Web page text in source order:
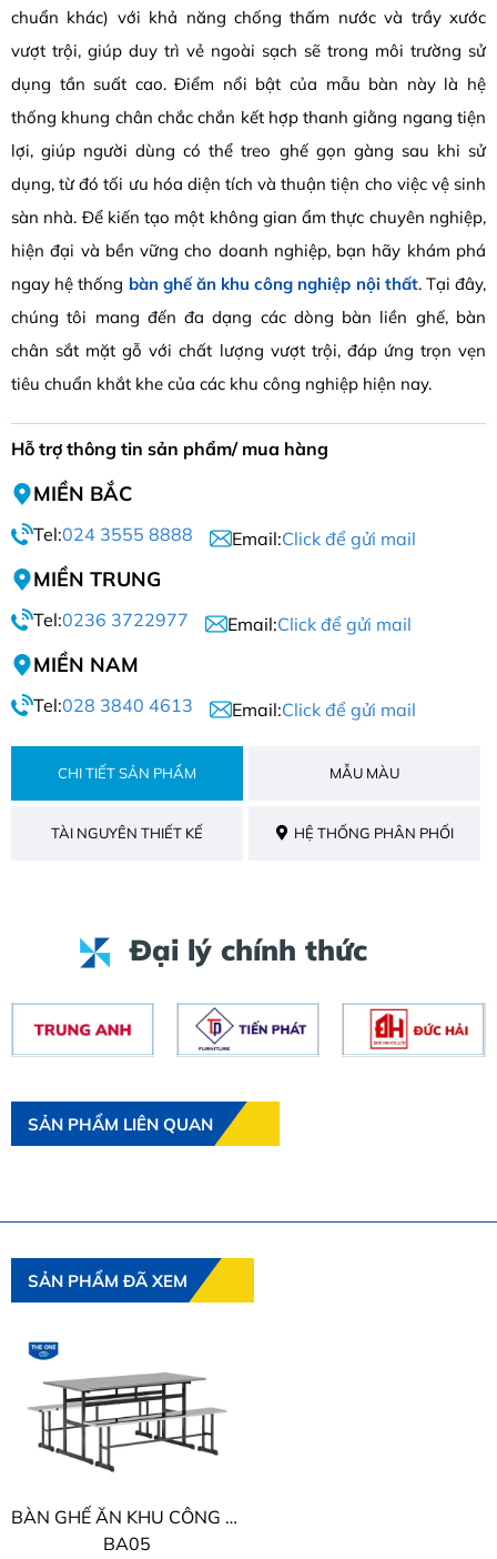
chuẩn khác) với khả năng chống thấm nước và trầy xước
vượt trội, giúp duy trì vẻ ngoài sạch sẽ trong môi trường sử
dụng tần suất cao. Điểm nổi bật của mẫu bàn này là hệ
thống khung chân chắc chắn kết hợp thanh giằng ngang tiện
lợi, giúp người dùng có thể treo ghế gọn gàng sau khi sử
dụng, từ đó tối ưu hóa diện tích và thuận tiện cho việc vệ sinh
sàn nhà. Để kiến tạo một không gian ẩm thực chuyên nghiệp,
hiện đại và bền vững cho doanh nghiệp, bạn hãy khám phá
ngay hệ thống bàn ghế ăn khu công nghiệp nội thất. Tại đây,
chúng tôi mang đến đa dạng các dòng bàn liền ghế, bàn
chân sắt mặt gỗ với chất lượng vượt trội, đáp ứng trọn vẹn
tiêu chuẩn khắt khe của các khu công nghiệp hiện nay.
Hỗ trợ thông tin sản phẩm/ mua hàng
MIỀN BẮC
Tel:024 3555 8888 Email:Click để gửi mail
MIỀN TRUNG
Tel:0236 3722977 Email:Click để gửi mail
MIỀN NAM
Tel:028 3840 4613 Email:Click để gửi mail
CHI TIẾT SẢN PHẨM MẪU MÀU
TÀI NGUYÊN THIẾT KẾ HỆ THỐNG PHÂN PHỐI
Đại lý chính thức
SẢN PHẨM LIÊN QUAN
SẢN PHẨM ĐÃ XEM
BÀN GHẾ ĂN KHU CÔNG NGHIỆP THE ONE
BA05